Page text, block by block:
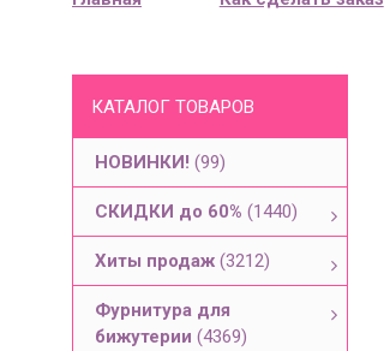
КАТАЛОГ ТОВАРОВ
НОВИНКИ! (99)
СКИДКИ до 60% (1440)
Хиты продаж (3212)
Фурнитура для
бижутерии (4369)